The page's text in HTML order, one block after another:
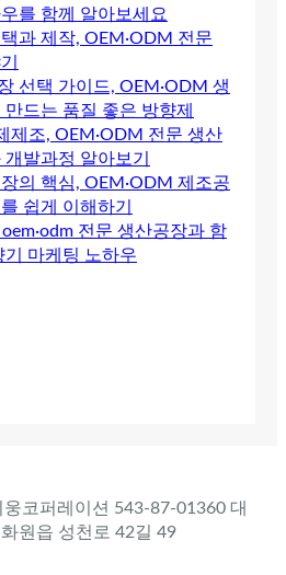
를 함께 알아보세요
과 제작, OEM·ODM 전문
선택 가이드, OEM·ODM 생
드는 품질 좋은 방향제
제조, OEM·ODM 전문 생산
발과정 알아보기
의 핵심, OEM·ODM 제조공
쉽게 이해하기
전문 생산공장과 함
마케팅 노하우
코퍼레이션 543-87-01360 대
원읍 성천로 42길 49